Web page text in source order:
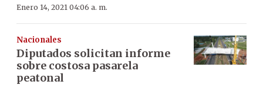
Enero 14, 2021 04:06 a. m.
Nacionales
Diputados solicitan informe
sobre costosa pasarela
peatonal